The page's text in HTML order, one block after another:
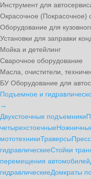
Инструмент для
Окрасочное (Покрасочное)
Оборудование для
Установки для заправки
Мойка и детейлинг
Сварочное оборудование
Масла, очистители,
БУ Оборудование для
Подъемное и
→
Двухстоечные подъемники
четырехстоечные
мототехникиТраверсы
гидравлическиеСтойки
перемещения автомобилей
гидравлическиеДомкраты